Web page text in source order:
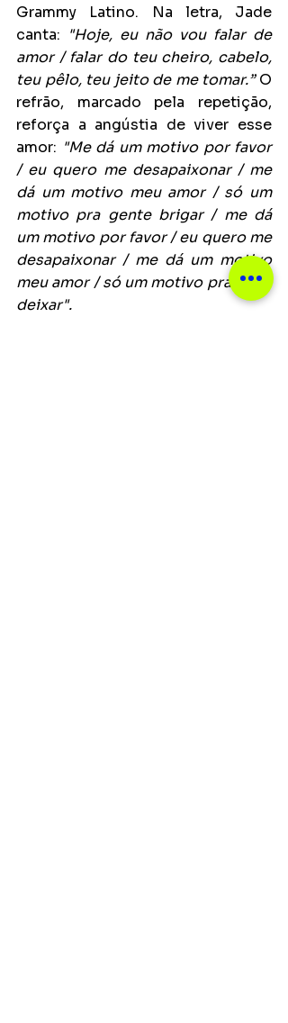
Grammy Latino. Na letra, Jade
canta: "Hoje, eu não vou falar de
amor / falar do teu cheiro, cabelo,
teu pêlo, teu jeito de me tomar.” O
refrão, marcado pela repetição,
reforça a angústia de viver esse
amor: "Me dá um motivo por favor
/ eu quero me desapaixonar / me
dá um motivo meu amor / só um
motivo pra gente brigar / me dá
um motivo por favor / eu quero me
desapaixonar / me dá um motivo
meu amor / só um motivo pra eu te
deixar".